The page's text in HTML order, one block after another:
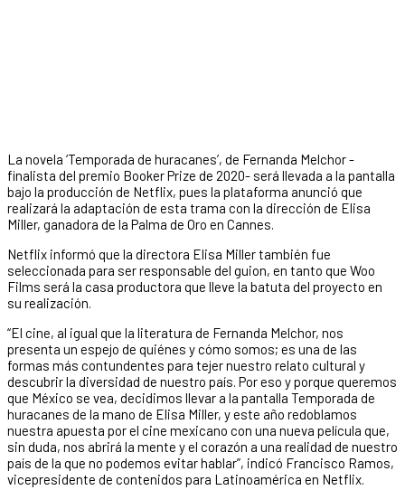
La novela ‘Temporada de huracanes’, de Fernanda Melchor -
finalista del premio Booker Prize de 2020- será llevada a la pantalla
bajo la producción de Netflix, pues la plataforma anunció que
realizará la adaptación de esta trama con la dirección de Elisa
Miller, ganadora de la Palma de Oro en Cannes.
Netflix informó que la directora Elisa Miller también fue
seleccionada para ser responsable del guion, en tanto que Woo
Films será la casa productora que lleve la batuta del proyecto en
su realización.
“El cine, al igual que la literatura de Fernanda Melchor, nos
presenta un espejo de quiénes y cómo somos; es una de las
formas más contundentes para tejer nuestro relato cultural y
descubrir la diversidad de nuestro país. Por eso y porque queremos
que México se vea, decidimos llevar a la pantalla Temporada de
huracanes de la mano de Elisa Miller, y este año redoblamos
nuestra apuesta por el cine mexicano con una nueva película que,
sin duda, nos abrirá la mente y el corazón a una realidad de nuestro
país de la que no podemos evitar hablar”, indicó Francisco Ramos,
vicepresidente de contenidos para Latinoamérica en Netflix.